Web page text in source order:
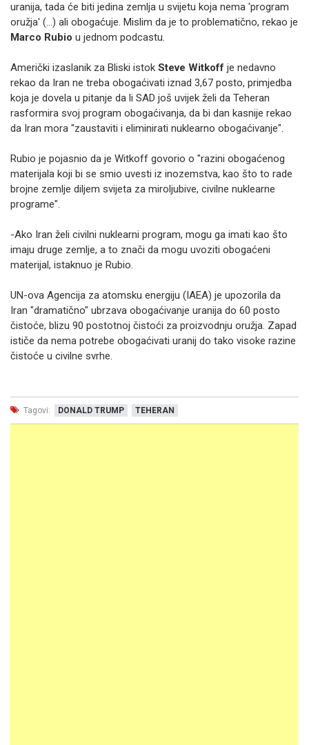
uranija, tada će biti jedina zemlja u svijetu koja nema 'program
oružja' (...) ali obogaćuje. Mislim da je to problematično, rekao je
Marco Rubio u jednom podcastu.
Američki izaslanik za Bliski istok Steve Witkoff je nedavno
rekao da Iran ne treba obogaćivati iznad 3,67 posto, primjedba
koja je dovela u pitanje da li SAD još uvijek želi da Teheran
rasformira svoj program obogaćivanja, da bi dan kasnije rekao
da Iran mora "zaustaviti i eliminirati nuklearno obogaćivanje".
Rubio je pojasnio da je Witkoff govorio o "razini obogaćenog
materijala koji bi se smio uvesti iz inozemstva, kao što to rade
brojne zemlje diljem svijeta za miroljubive, civilne nuklearne
programe".
-Ako Iran želi civilni nuklearni program, mogu ga imati kao što
imaju druge zemlje, a to znači da mogu uvoziti obogaćeni
materijal, istaknuo je Rubio.
UN-ova Agencija za atomsku energiju (IAEA) je upozorila da
Iran "dramatično" ubrzava obogaćivanje uranija do 60 posto
čistoće, blizu 90 postotnoj čistoći za proizvodnju oružja. Zapad
ističe da nema potrebe obogaćivati uranij do tako visoke razine
čistoće u civilne svrhe.
Tagovi: DONALD TRUMP TEHERAN